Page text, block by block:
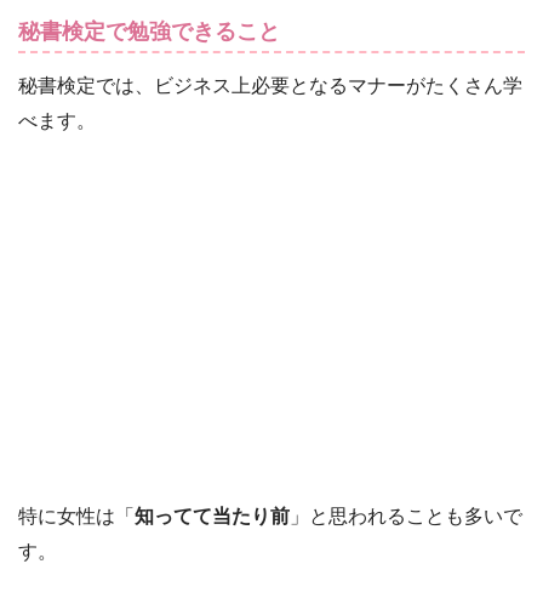
秘書検定で勉強できること
秘書検定では、ビジネス上必要となるマナーがたくさん学
べます。
特に女性は「 知ってて当たり前 」と思われることも多いで
す。